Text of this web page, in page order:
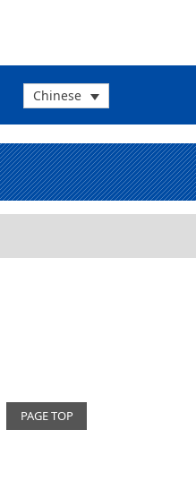
Chinese
PAGE TOP